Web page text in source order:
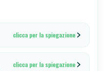
clicca per la spiegazione
clicca per la spiegazione